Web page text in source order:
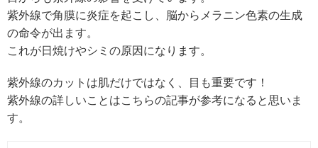
紫外線で角膜に炎症を起こし、脳からメラニン色素の生成
の命令が出ます。
これが日焼けやシミの原因になります。
紫外線のカットは肌だけではなく、目も重要です！
紫外線の詳しいことはこちらの記事が参考になると思いま
す。